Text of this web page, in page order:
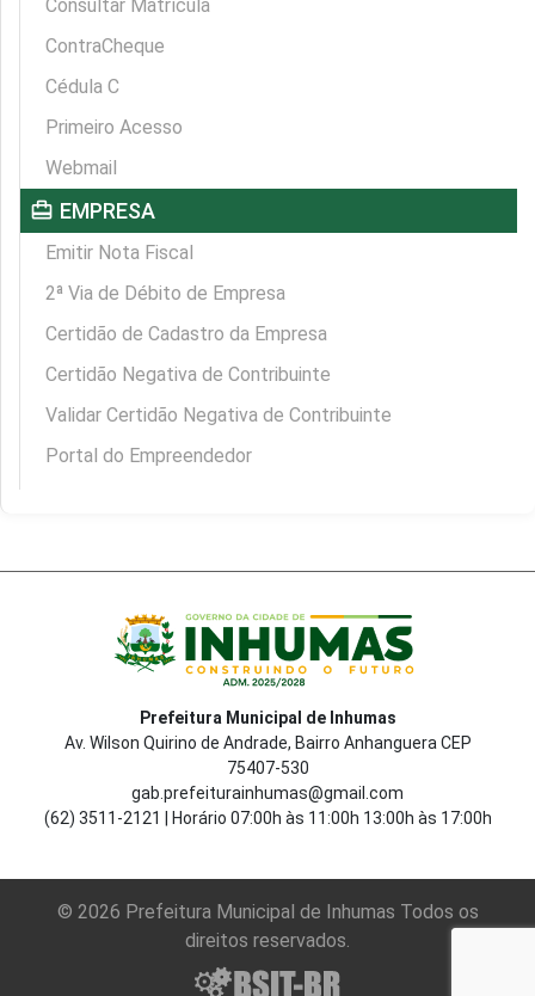
Consultar Matrícula
ContraCheque
Cédula C
Primeiro Acesso
Webmail
card_travel EMPRESA
Emitir Nota Fiscal
2ª Via de Débito de Empresa
Certidão de Cadastro da Empresa
Certidão Negativa de Contribuinte
Validar Certidão Negativa de Contribuinte
Portal do Empreendedor
Prefeitura Municipal de Inhumas
Av. Wilson Quirino de Andrade, Bairro Anhanguera CEP
75407-530
gab.prefeiturainhumas@gmail.com
(62) 3511-2121 | Horário 07:00h às 11:00h 13:00h às 17:00h
© 2026 Prefeitura Municipal de Inhumas Todos os
direitos reservados.